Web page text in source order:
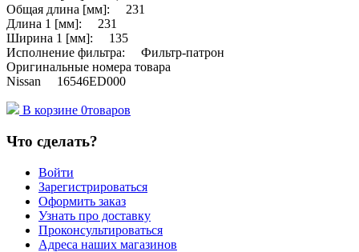
Общая длина [мм]: 231
Длина 1 [мм]: 231
Ширина 1 [мм]: 135
Исполнение фильтра: Фильтр-патрон
Оригинальные номера товара
Nissan 16546ED000
В корзине 0товаров
Что сделать?
Войти
Зарегистрироваться
Оформить заказ
Узнать про доставку
Проконсультироваться
Адреса наших магазинов